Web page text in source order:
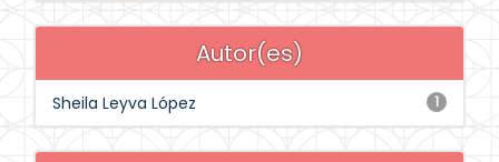
Autor(es)
1
Sheila Leyva López